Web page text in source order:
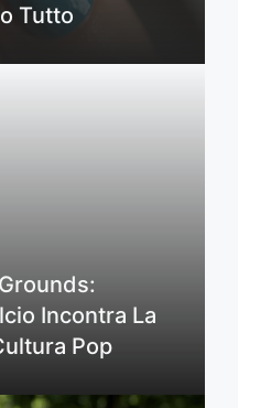
Tutto
Incontra La
Pop